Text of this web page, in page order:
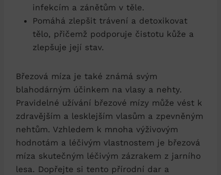
infekcím a zánětům v těle.
Pomáhá zlepšit trávení a detoxikovat
tělo, přičemž podporuje čistotu kůže a
zlepšuje její stav.
Březová míza je také známá svým
blahodárným účinkem na vlasy a nehty.
Pravidelné užívání březové mízy může vést k
zdravějším a lesklejším vlasům a zpevněným
nehtům. Vzhledem k mnoha výživovým
hodnotám a léčivým vlastnostem je březová
míza skutečným léčivým zázrakem z jarního
lesa. Dopřejte si tento přírodní dar a